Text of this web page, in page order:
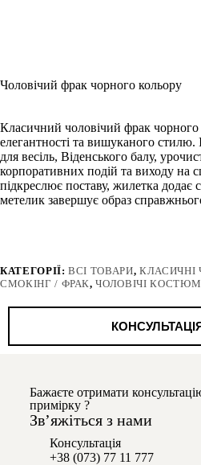
Чоловічий фрак чорного кольору
Класичний чоловічий фрак чорного
елегантності та вишуканого стилю.
для весіль, Віденського балу,
корпоративних подій та виходу на
підкреслює поставу, жилетка додає
метелик завершує образ
КАТЕГОРІЇ:ВСІ ТОВАРИ, КЛАСИЧНІ
СМОКІНГ / ФРАК,ЧОЛОВІЧІ
Бажаєте отримати
примірку ?
Звʼяжіться з нами
Консультація
+38 (073) 77 11 777